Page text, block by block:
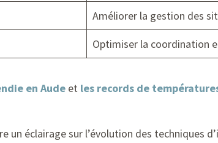
Améliorer la gestion des
Optimiser la coordination
en Aude et les records de
un éclairage sur l’évolution des techniques